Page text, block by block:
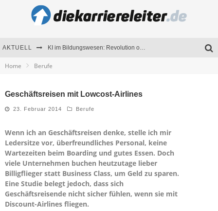
AKTUELL KI im Bildungswesen: Revolution oder Risiko für Schulen und Universitäten?
Home Berufe
Geschäftsreisen mit Lowcost-Airlines
23. Februar 2014 Berufe
Wenn ich an Geschäftsreisen denke, stelle ich mir
Ledersitze vor, überfreundliches Personal, keine
Wartezeiten beim Boarding und gutes Essen. Doch
viele Unternehmen buchen heutzutage lieber
Billigflieger statt Business Class, um Geld zu sparen.
Eine Studie belegt jedoch, dass sich
Geschäftsreisende nicht sicher fühlen, wenn sie mit
Discount-Airlines fliegen.